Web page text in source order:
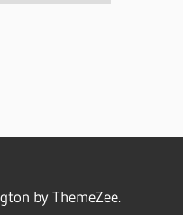
by ThemeZee.